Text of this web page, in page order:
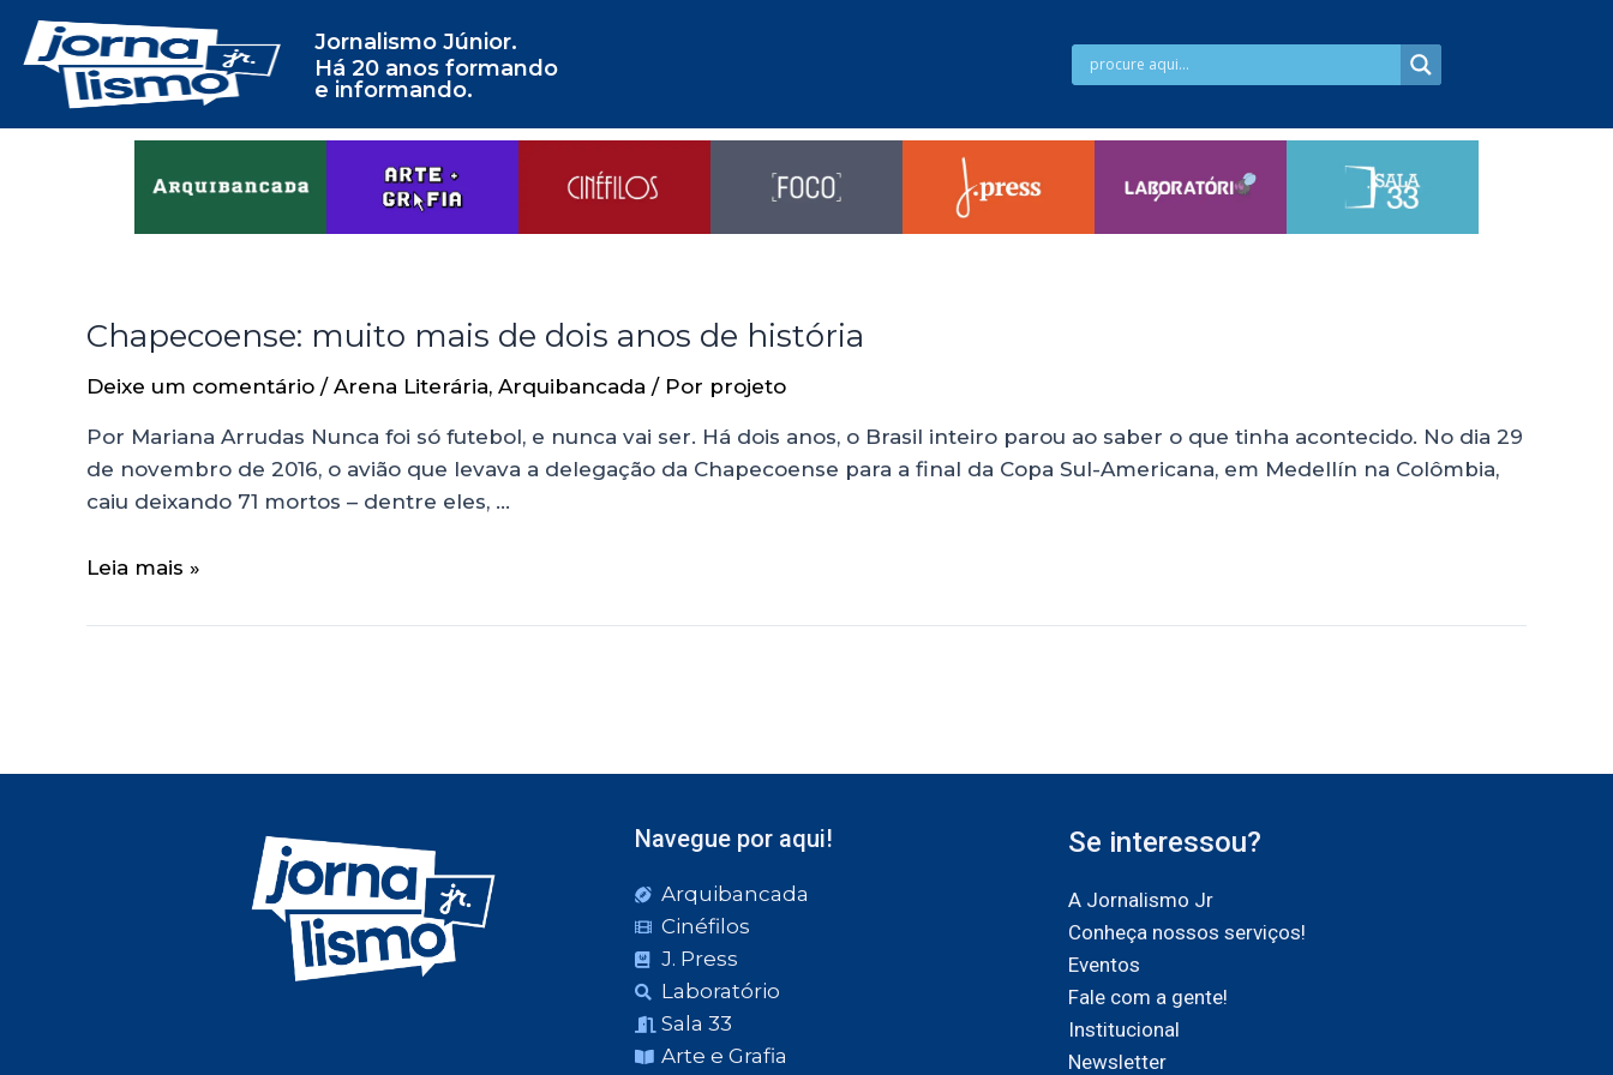
Jornalismo Júnior.
Há 20 anos formando
e informando.
Chapecoense: muito mais de dois anos de história
Deixe um comentário / Arena Literária, Arquibancada / Por projeto
Por Mariana Arrudas Nunca foi só futebol, e nunca vai ser. Há dois anos, o Brasil inteiro parou ao saber o que tinha acontecido. No dia 29
de novembro de 2016, o avião que levava a delegação da Chapecoense para a final da Copa Sul-Americana, em Medellín na Colômbia,
caiu deixando 71 mortos – dentre eles, …
Leia mais »
Navegue por aqui!
Arquibancada
Cinéfilos
J. Press
Laboratório
Sala 33
Arte e Grafia
Se interessou?
A Jornalismo Jr
Conheça nossos serviços!
Eventos
Fale com a gente!
Institucional
Newsletter